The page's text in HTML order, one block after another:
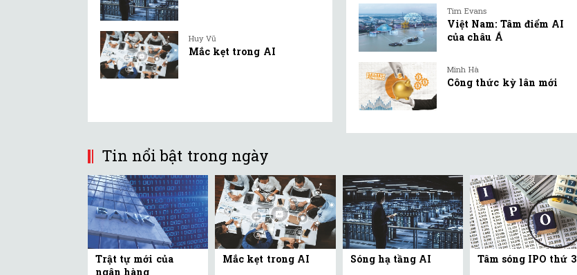
Huy Vũ
Mắc kẹt trong AI
Tim Evans
Việt Nam: Tâm điểm AI
của châu Á
Minh Hà
Công thức kỳ lân mới
Tin nổi bật trong ngày
Trật tự mới của
ngân hàng
Mắc kẹt trong AI Sóng hạ tầng AI Tâm sóng IPO thứ 3